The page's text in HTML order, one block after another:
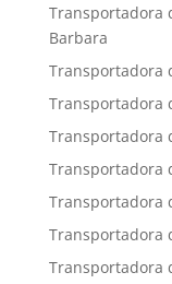
Transportadora
Barbara
Transportadora
Transportadora
Transportadora
Transportadora
Transportadora
Transportadora
Transportadora